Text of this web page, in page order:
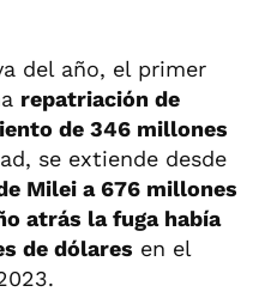
del año, el primer
repatriación de
de 346 millones
se extiende desde
Milei a 676 millones
atrás la fuga había
de dólares en el